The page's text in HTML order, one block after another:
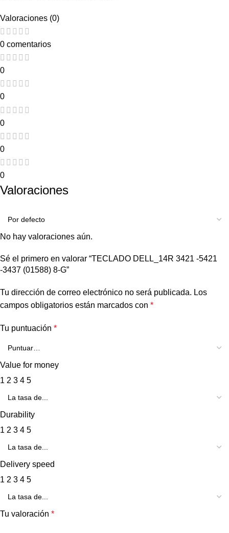
Valoraciones (0)
0 comentarios
0
0
0
0
0
Valoraciones
No hay valoraciones aún.
Sé el primero en valorar “TECLADO DELL_14R 3421 -5421
-3437 (01588) 8-G”
Tu dirección de correo electrónico no será publicada. Los
campos obligatorios están marcados con *
Tu puntuación *
Value for money
1 2 3 4 5
Durability
1 2 3 4 5
Delivery speed
1 2 3 4 5
Tu valoración *